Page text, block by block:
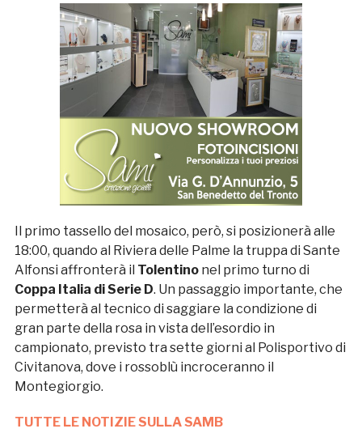
Il primo tassello del mosaico, però, si posizionerà alle
18:00, quando al Riviera delle Palme la truppa di Sante
Alfonsi affronterà il Tolentinonel primo turno di
Coppa Italia di Serie D. Un passaggio importante, che
permetterà al tecnico di saggiare la condizione di
gran parte della rosa in vista dell’esordio in
campionato, previsto tra sette giorni al Polisportivo di
Civitanova, dove i rossoblù incroceranno il
Montegiorgio.
TUTTE LE NOTIZIE SULLA SAMB